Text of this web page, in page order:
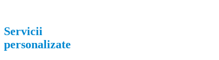
Servicii
personalizate